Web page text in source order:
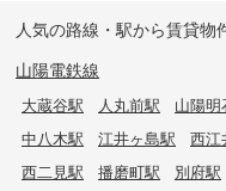
人気の路線・駅から賃貸物
山陽電鉄線
大蔵谷駅 人丸前駅 山陽明
中八木駅
江井ヶ島駅 西江
西二見駅
播磨町駅 別府駅